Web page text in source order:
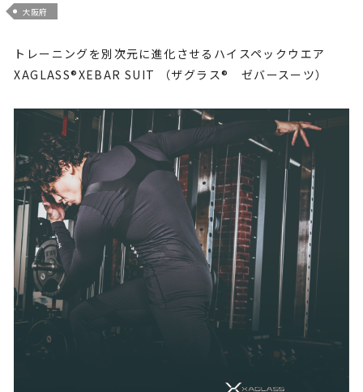
大阪府
トレーニングを別次元に進化させるハイスペックウエア
XAGLASS®XEBAR SUIT （ザグラス® ゼバースーツ）